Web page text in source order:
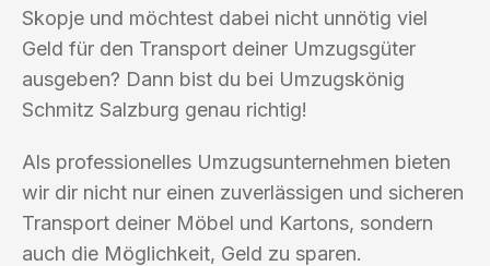
Skopje und möchtest dabei nicht unnötig viel
Geld für den Transport deiner Umzugsgüter
ausgeben? Dann bist du bei Umzugskönig
Schmitz Salzburg genau richtig!
Als professionelles Umzugsunternehmen bieten
wir dir nicht nur einen zuverlässigen und sicheren
Transport deiner Möbel und Kartons, sondern
auch die Möglichkeit, Geld zu sparen.